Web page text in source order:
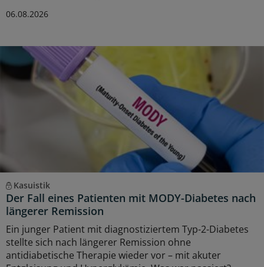
06.08.2026
Kasuistik
Der Fall eines Patienten mit MODY-Diabetes nach
längerer Remission
Ein junger Patient mit diagnostiziertem Typ-2-Diabetes
stellte sich nach längerer Remission ohne
antidiabetische Therapie wieder vor – mit akuter